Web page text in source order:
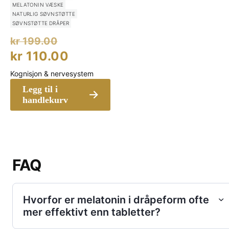
MELATONIN VÆSKE
NATURLIG SØVNSTØTTE
SØVNSTØTTE DRÅPER
kr199.00
pris
var:
kr 110.00
pris
kr 110.00.
Legg til i
handlekurv
Kognisjon & nervesystem
FAQ
Hvorfor er melatonin i dråpeform ofte
mer effektivt enn tabletter?